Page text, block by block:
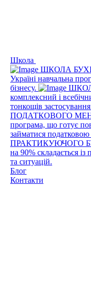
Школа
ШКОЛА
Україні навчальна
бізнесу.
комплексний і
тонкощів
ПОДАТКОВОГО
програма, що готує
займатися податковою
ПРАКТИКУЮЧОГО
на 90% складається
та ситуацій.
Блог
Контакти